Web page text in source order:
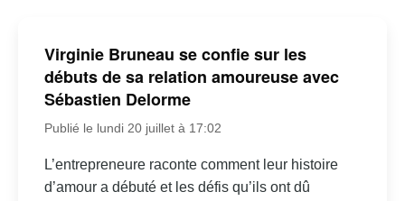
Virginie Bruneau se confie sur les
débuts de sa relation amoureuse avec
Sébastien Delorme
Publié le lundi 20 juillet à 17:02
L’entrepreneure raconte comment leur histoire
d’amour a débuté et les défis qu’ils ont dû